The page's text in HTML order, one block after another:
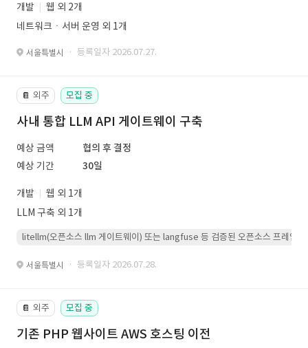
개발
웹 외 2개
네트워크ㆍ서버 운영 외 1개
서울특별시 · 등록일자 2026.07.27.
📔 외주 모집 중
사내 통합 LLM API 게이트웨이 구축
예상 금액
협의 후 결정
예상 기간
30일
개발
웹 외 1개
LLM 구축 외 1개
litellm(오픈소스 llm 게이트웨이) 또는 langfuse 등 검증된 오픈소스 프레임워
서울특별시 · 등록일자 2026.07.28.
📔 외주 모집 중
기존 PHP 웹사이트 AWS 호스팅 이전